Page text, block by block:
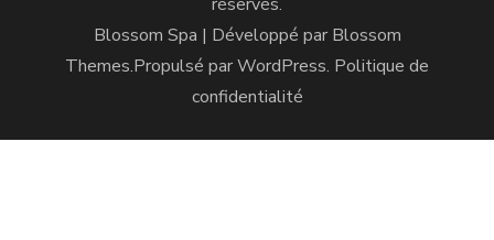
Blossom Spa | Développé par Blossom
Themes.Propulsé parWordPress. Politique de
confidentialité